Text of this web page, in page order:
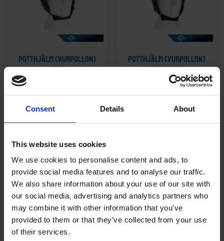
Consent Details About
This website uses cookies
We use cookies to personalise content and ads, to
provide social media features and to analyse our traffic.
We also share information about your use of our site with
our social media, advertising and analytics partners who
may combine it with other information that you’ve
provided to them or that they’ve collected from your use
of their services.
Potthjälm (Vurpollon)
Vit
Potthjälm (Vurpollon)
Mattsvart
221S
ANDRA KÖPTE ÄVEN